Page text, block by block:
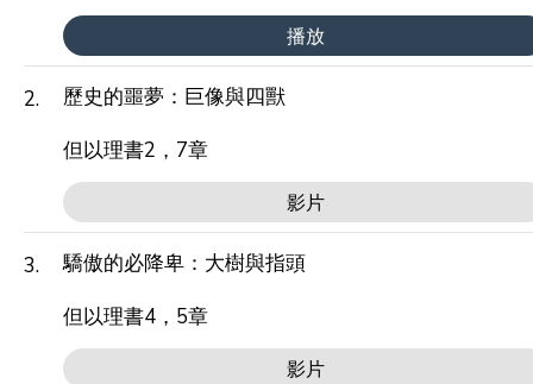
播放
2.
歷史的噩夢：巨像與四獸
但以理書2，7章
影片
3.
驕傲的必降卑：大樹與指頭
但以理書4，5章
影片